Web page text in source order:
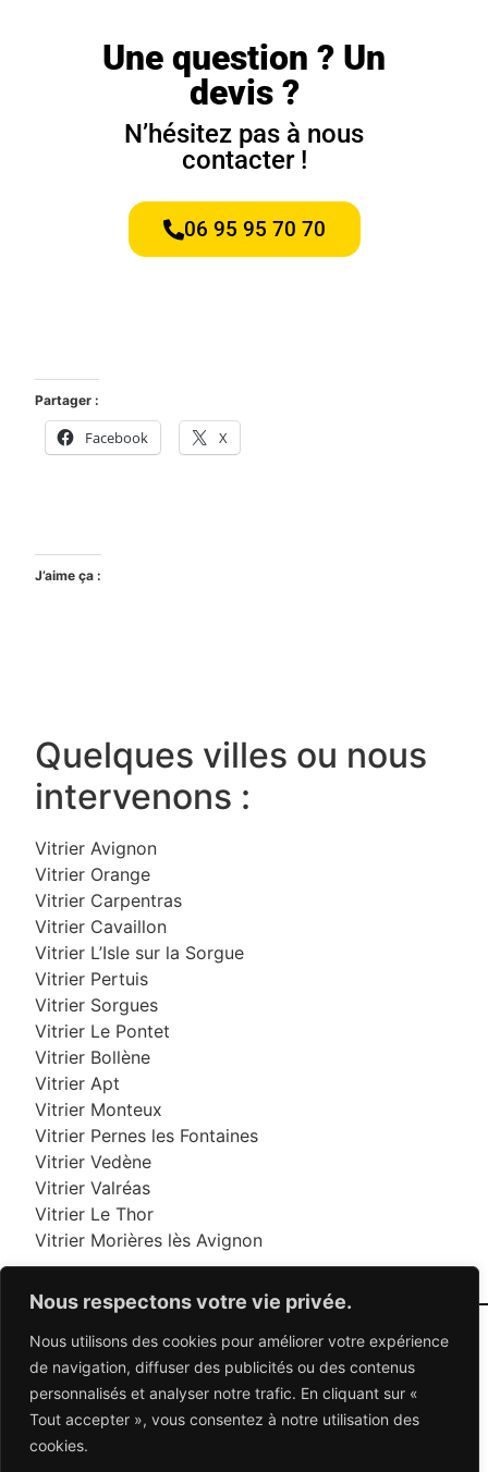
Nous respectons votre vie privée.
Nous utilisons des cookies pour améliorer votre expérience
de navigation, diffuser des publicités ou des contenus
personnalisés et analyser notre trafic. En cliquant sur «
Tout accepter », vous consentez à notre utilisation des
cookies.
Une question ? Un
devis ?
N’hésitez pas à nous
contacter !
06 95 95 70 70
Partager :
Facebook X
J’aime ça :
Quelques villes ou nous
intervenons :
Vitrier Avignon
Vitrier Orange
Vitrier Carpentras
Vitrier Cavaillon
Vitrier L’Isle sur la Sorgue
Vitrier Pertuis
Vitrier Sorgues
Vitrier Le Pontet
Vitrier Bollène
Vitrier Apt
Vitrier Monteux
Vitrier Pernes les Fontaines
Vitrier Vedène
Vitrier Valréas
Vitrier Le Thor
Vitrier Morières lès Avignon
06 95 95 70 70
© 2026 Dépannage Vitrier - Tous droits réservés
Dépannage vitrerie en France : Des solutions